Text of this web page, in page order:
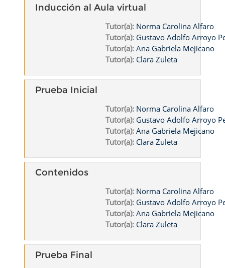
Inducción al Aula virtual
Tutor(a): Norma Carolina Alfaro
Tutor(a): Gustavo Adolfo Arroyo
Tutor(a): Ana Gabriela Mejicano
Tutor(a): Clara Zuleta
Prueba Inicial
Tutor(a): Norma Carolina Alfaro
Tutor(a): Gustavo Adolfo Arroyo
Tutor(a): Ana Gabriela Mejicano
Tutor(a): Clara Zuleta
Contenidos
Tutor(a): Norma Carolina Alfaro
Tutor(a): Gustavo Adolfo Arroyo
Tutor(a): Ana Gabriela Mejicano
Tutor(a): Clara Zuleta
Prueba Final